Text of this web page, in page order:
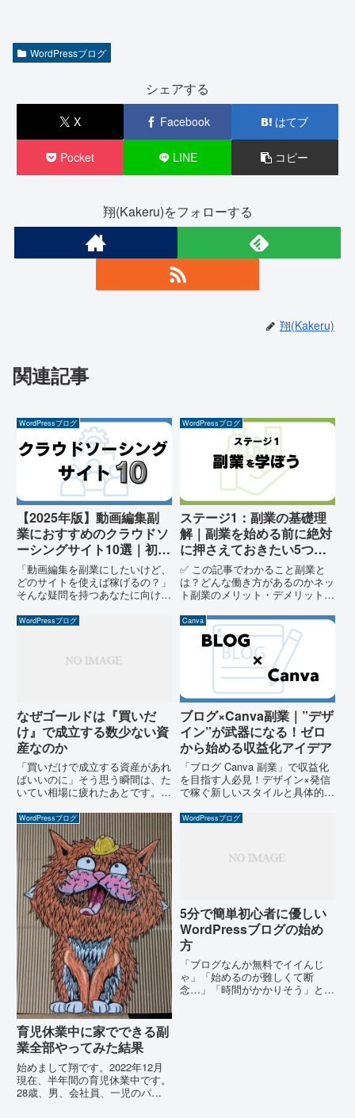
WordPressブログ
シェアする
X Facebook はてブ
Pocket LINE コピー
翔(Kakeru)をフォローする
翔(Kakeru)
関連記事
WordPressブログ
【2025年版】動画編集副
業におすすめのクラウドソ
ーシングサイト10選｜初心
者〜中級者向けに厳選！
「動画編集を副業にしたいけど、
どのサイトを使えば稼げるの？」
そんな疑問を持つあなたに向け
が安心して使えるクラウドソーシ
ロでも始められる「クラウドワー
WordPressブログ
ステージ1：副業の基礎理
解｜副業を始める前に絶対
に押さえておきたい5つの
基本
✅ この記事でわかること副業と
は？どんな働き方があるのかネッ
ト副業のメリット・デメリットよ
回避法どのくらい稼げる？収入パ
ターンの実例副業を始める前に準
備しておきたいこと1. 副業と
は？定義と広がる選択肢副業と
WordPressブログ
なぜゴールドは『買いだ
け』で成立する数少ない資
産なのか
「買いだけで成立する資産があれ
ばいいのに」そう思う瞬間は、た
いてい相場に疲れたあとです。株
ると、「もう売買で神経をすり減
らしたくない」と感じる人は少な
くありません。そこで候補に挙が
りやすいのがゴールドです。金
は...
Canva
ブログ×Canva副業｜”デザ
イン”が武器になる！ゼロ
から始める収益化アイデア
「ブログ Canva 副業」で収益化
を目指す人必見！デザイン×発信
で稼ぐ新しいスタイルと具体的な
WordPressブログ
育児休業中に家でできる副
業全部やってみた結果
始めまして翔です。2022年12月
現在、半年間の育児休業中です。
28歳、男、会社員、一児のパパ
WordPressブログ
5分で簡単初心者に優しい
WordPressブログの始め
方
「ブログなんか無料でイイんじ
ゃ」「始めるのが難しくて断
念…」「時間がかかりそう」と心